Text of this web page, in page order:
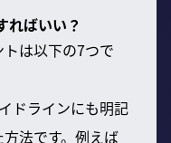
ればいい？
は以下の7つで
ドラインにも明記
法です。例えば